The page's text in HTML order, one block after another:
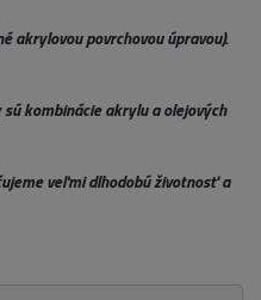
akrylovou povrchovou úpravou).
kombinácie akrylu a olejových
veľmi dlhodobú životnosť a